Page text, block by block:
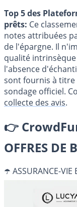
Top 5 des
prêts: Ce
notes attribuées
de l'épargne. Il
qualité
l'absence
sont fournis à
sondage officiel.
collecte des avis.
👉
OFFRES DE
☂️ ASSURANCE-VIE